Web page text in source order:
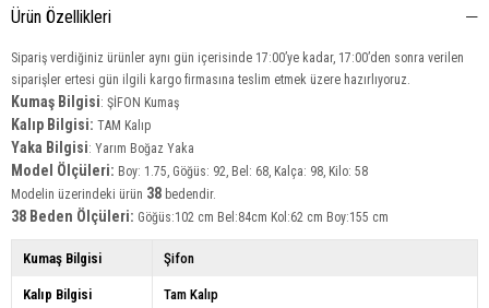
Ürün Özellikleri
Sipariş verdiğiniz ürünler aynı gün içerisinde 17:00’ye kadar, 17:00’den sonra verilen
siparişler ertesi gün ilgili kargo firmasına teslim etmek üzere hazırlıyoruz.
Kumaş Bilgisi: ŞİFON Kumaş
Kalıp Bilgisi: TAM Kalıp
Yaka Bilgisi: Yarım Boğaz Yaka
Model Ölçüleri: Boy: 1.75, Göğüs: 92, Bel: 68, Kalça: 98, Kilo: 58
Modelin üzerindeki ürün 38 bedendir.
38 Beden Ölçüleri: Göğüs:102 cm Bel:84cm Kol:62 cm Boy:155 cm
Kumaş Bilgisi Şifon
Kalıp Bilgisi Tam Kalıp